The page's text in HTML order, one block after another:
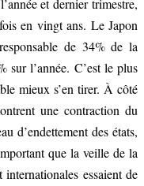
et dernier trimestre,
en vingt ans. Le Japon
de 34% de la
sur l’année. C’est le plus
mieux s’en tirer. À côté
une contraction du
d’endettement des états,
que la veille de la
essaient de